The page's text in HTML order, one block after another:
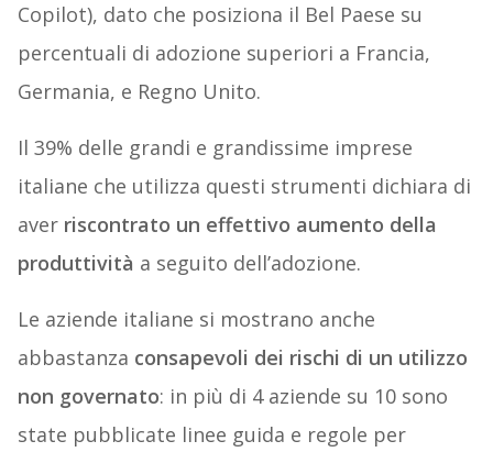
Copilot), dato che posiziona il Bel Paese su
percentuali di adozione superiori a Francia,
Germania, e Regno Unito.
Il 39% delle grandi e grandissime imprese
italiane che utilizza questi strumenti dichiara di
aver riscontrato un effettivo aumento della
produttività a seguito dell’adozione.
Le aziende italiane si mostrano anche
abbastanza consapevoli dei rischi di un utilizzo
non governato: in più di 4 aziende su 10 sono
state pubblicate linee guida e regole per